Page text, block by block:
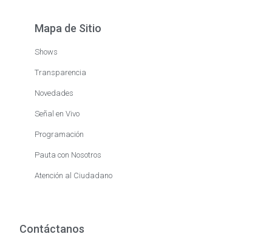
Mapa de Sitio
Shows
Transparencia
Novedades
Señal en Vivo
Programación
Pauta con Nosotros
Atención al Ciudadano
Contáctanos